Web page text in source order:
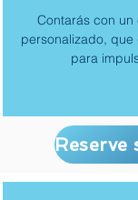
Contarás con
personalizado,
para